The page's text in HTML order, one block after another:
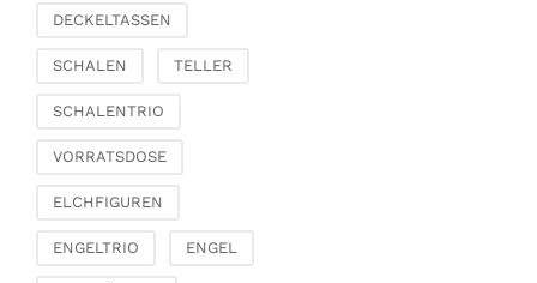
Schmetterlinge, Vögel,
Glasschmuck
Traumfänger
Diverses
DECKELTASSEN
SCHALEN TELLER
SCHALENTRIO
VORRATSDOSE
ELCHFIGUREN
ENGELTRIO ENGEL